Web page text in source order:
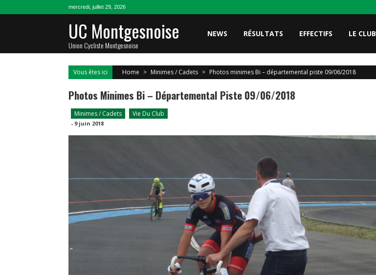
mercredi, juillet 29, 2026
UC Montgesnoise
Union Cycliste Montgesnoise
NEWS RÉSULTATS EFFECTIFS LE CLUB
Vous êtes ici Home > Minimes / Cadets > Photos minimes Bi – départemental piste 09/06/2018
Photos Minimes Bi – Départemental Piste 09/06/2018
Minimes / Cadets Vie Du Club
- 9 juin 2018